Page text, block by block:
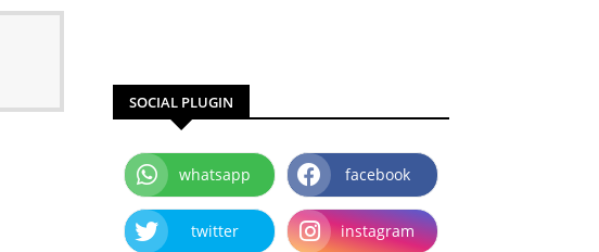
SOCIAL PLUGIN
whatsapp facebook
twitter instagram